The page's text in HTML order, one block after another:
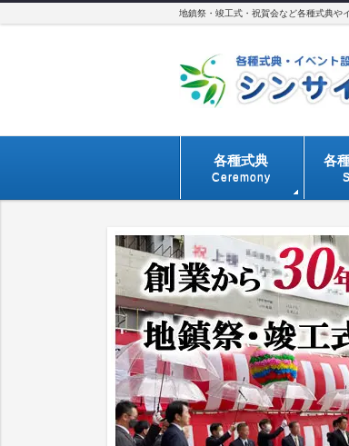
地鎮祭・竣工式・祝賀会など各種式典や
各種式典
Ceremony
各